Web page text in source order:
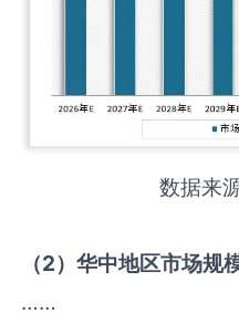
数据来
（2）华中地区市场规
……